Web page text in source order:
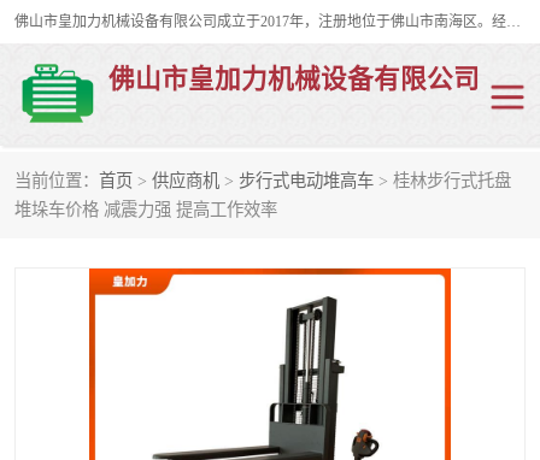
佛山市皇加力机械设备有限公司成立于2017年，注册地位于佛山市南海区。经营范围包括：其他机械设备及电子产品批发、电气设备批发、贸易代理、五金产品批发等；主要产品有：移动式登车桥、叉车装卸货平台、移动式升降机、升降货梯、油桶夹具、电动堆高车。
佛山市皇加力机械设备有限公司
当前位置： 首页 > 供应商机 > 步行式电动堆高车 > 桂林步行式托盘
堆垛车价格 减震力强 提高工作效率
移动式登车桥
步行式电动堆高车 移动登车台
电动搬运车
升降货梯
油桶夹具